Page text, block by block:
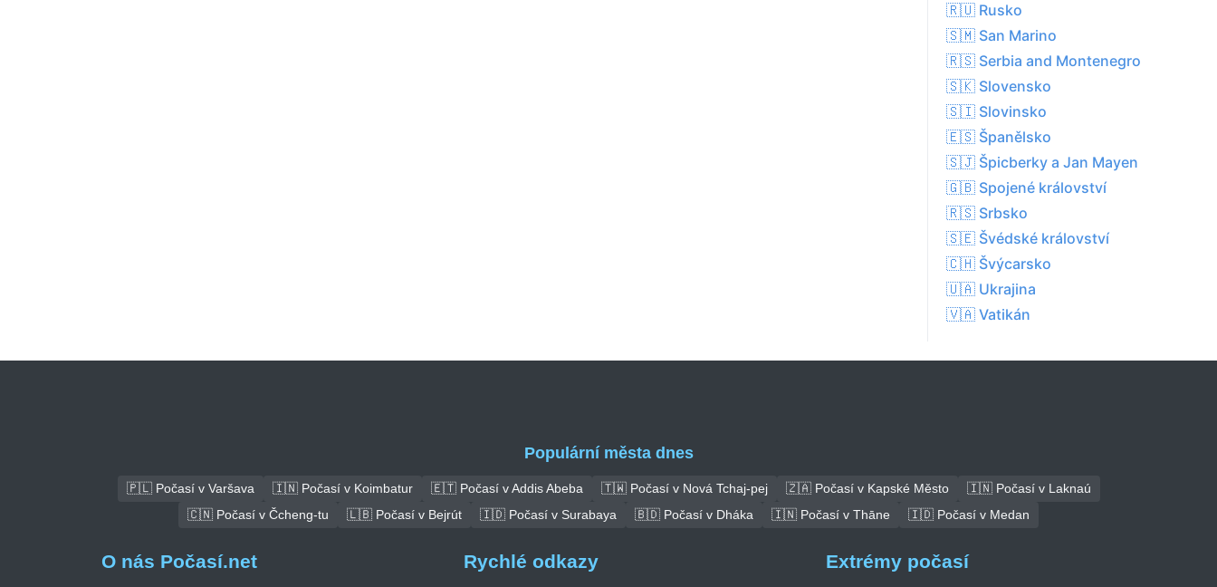
🇷🇺 Rusko
🇸🇲 San Marino
🇷🇸 Serbia and Montenegro
🇸🇰 Slovensko
🇸🇮 Slovinsko
🇪🇸 Španělsko
🇸🇯 Špicberky a Jan Mayen
🇬🇧 Spojené království
🇷🇸 Srbsko
🇸🇪 Švédské království
🇨🇭 Švýcarsko
🇺🇦 Ukrajina
🇻🇦 Vatikán
Populární města dnes
🇵🇱 Počasí v Varšava 🇮🇳 Počasí v Koimbatur 🇪🇹 Počasí v Addis Abeba 🇹🇼 Počasí v Nová Tchaj-pej 🇿🇦 Počasí v Kapské Město
🇮🇳 Počasí v Laknaú
🇨🇳 Počasí v Čcheng-tu
🇱🇧 Počasí v Bejrút 🇮🇩 Počasí v Surabaya 🇧🇩 Počasí v Dháka 🇮🇳 Počasí v Thāne 🇮🇩 Počasí v Medan
O nás Počasí.net Rychlé odkazy Extrémy počasí